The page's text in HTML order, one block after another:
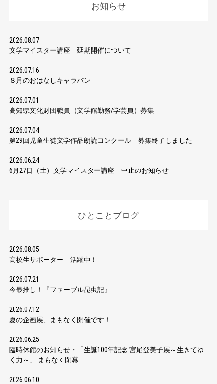
お知らせ
2026.08.07
文学マイスター講座 延期開催について
2026.07.16
８月のおはなしキャラバン
2026.07.01
高知県文化財団職員（文学館勤務/学芸員）募集
2026.07.04
第29回児童生徒文学作品朗読コンクール 募集終了しました
2026.06.24
6月27日（土）文学マイスター講座 中止のお知らせ
ひとことブログ
2026.08.05
高校生サポーター 活躍中！
2026.07.21
今最推し！『ファーブル昆虫記』
2026.07.12
夏の企画展、まもなく開催です！
2026.06.25
臨時休館のお知らせ・「生誕100年記念 宮尾登美子展～生きてゆ
く力～」 まもなく閉幕
2026.06.10